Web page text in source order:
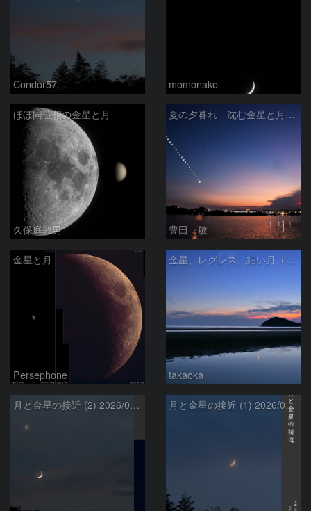
Condor57 momonako
ほぼ同位相の金星と月
久保庭敦男
夏の夕暮れ 沈む金星と月 2026/7/20
豊田 敏
金星と月
Persephone
金星、レグレス、細い月（７月１６日）
takaoka
月と金星の接近 (2) 2026/07/17 月と金星の接近 (1) 2026/07/17